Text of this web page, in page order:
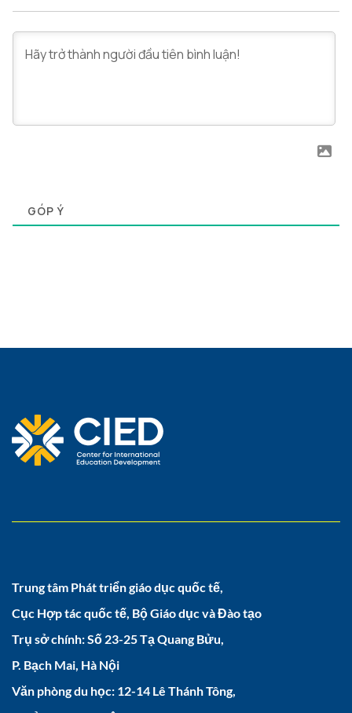
GÓP Ý
Trung tâm Phát triển giáo dục quốc tế,
Cục Hợp tác quốc tế, Bộ Giáo dục và Đào tạo
Trụ sở chính: Số 23-25 Tạ Quang Bửu,
P. Bạch Mai, Hà Nội
Văn phòng du học: 12-14 Lê Thánh Tông,